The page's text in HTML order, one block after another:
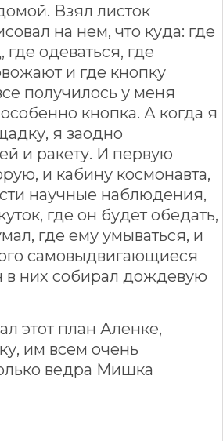
Взял листок
на нем, что куда: где
где одеваться, где
и где кнопку
получилось у меня
кнопка. А когда я
я заодно
и ракету. И первую
и кабину космонавта,
научные наблюдения,
где он будет обедать,
где ему умываться, и
самовыдвигающиеся
в них собирал дождевую
этот план Аленке,
им всем очень
ведра Мишка